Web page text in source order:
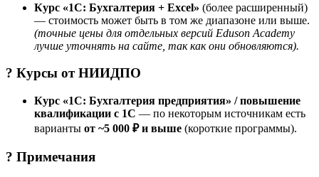
Курс «1С: Бухгалтерия + Excel» (более расширенный)
— стоимость может быть в том же диапазоне или выше.
(точные цены для отдельных версий Eduson Academy
лучше уточнять на сайте, так как они обновляются).
? Курсы отНИИДПО
Курс «1С: Бухгалтерия предприятия» / повышение
квалификации с 1С — по некоторым источникам есть
варианты от ~5 000 ₽ и выше (короткие программы).
? Примечания